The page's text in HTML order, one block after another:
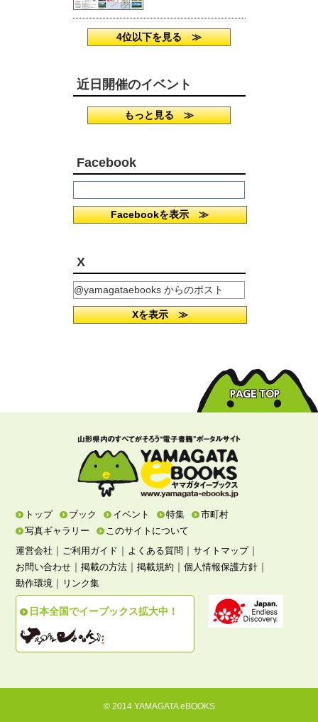
4位以下を見る ≫
近日開催のイベント
もっと見る ≫
Facebook
Facebookを表示 ≫
X
@yamagataebooks からのポスト
Xを表示 ≫
トップ ブック イベント 特集
市町村
写真ギャラリー
このサイトについて
運営会社 ｜ ご利用ガイド ｜ よくある質問 ｜サイトマップ｜
お問い合わせ ｜掲載の方法 ｜掲載規約 ｜個人情報保護方針 ｜
動作環境 ｜ リンク集
日本全国でイーブックス拡大中！
© 2014 YAMAGATA eBOOKS